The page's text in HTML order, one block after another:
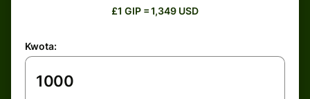
£1 GIP = 1,349 USD
Kwota: